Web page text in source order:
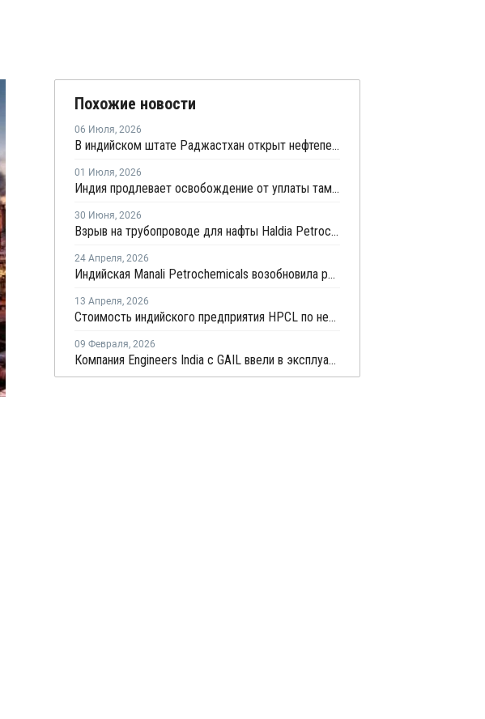
Похожие новости
06 Июля, 2026
В индийском штате Раджастхан открыт нефтеперерабатывающий комплекс
01 Июля, 2026
Индия продлевает освобождение от уплаты таможенных пошлин на импорт нефтехимии на фоне конфликта на Ближнем Востоке
30 Июня, 2026
Взрыв на трубопроводе для нафты Haldia Petrochemicals вряд ли повлияет на выпуск полимеров
24 Апреля, 2026
Индийская Manali Petrochemicals возобновила работу завода №1 после выделения правительством пропилена для фармпромышленности
13 Апреля, 2026
Стоимость индийского предприятия HPCL по нефтепереработке и нефтехимии в Раджастане почти удвоилась
09 Февраля, 2026
Компания Engineers India с GAIL ввели в эксплуатацию новый завод по производству ПП